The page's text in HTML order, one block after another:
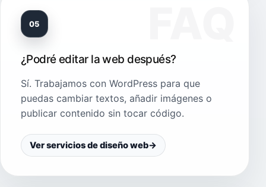
05
¿Podré editar la web después?
Sí. Trabajamos con WordPress para que
puedas cambiar textos, añadir imágenes o
publicar contenido sin tocar código.
Ver servicios de diseño web→